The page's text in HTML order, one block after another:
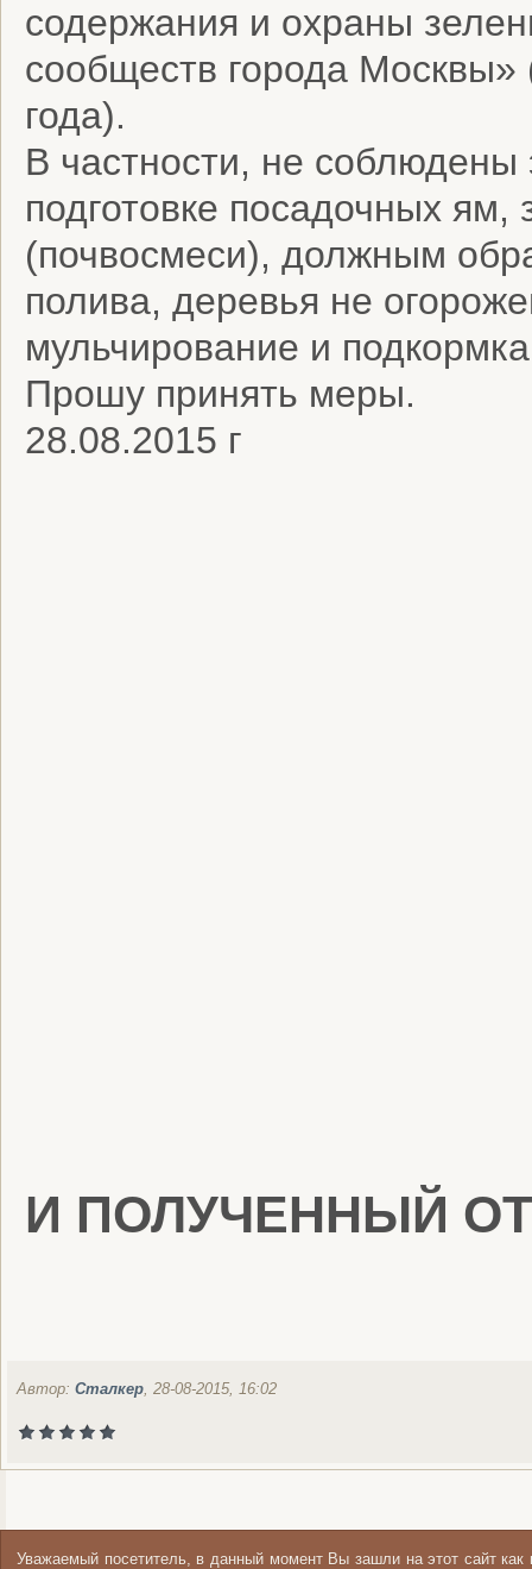
содержания и охраны
сообществ города
года).
В частности, не
подготовке посадочных
(почвосмеси), должным
полива, деревья не
мульчирование и
Прошу принять меры.
28.08.2015 г
И ПОЛУЧЕННЫЙ
Автор: Сталкер, 28-08-2015, 16:02
Уважаемый посетитель, в данный момент Вы зашли на этот сайт